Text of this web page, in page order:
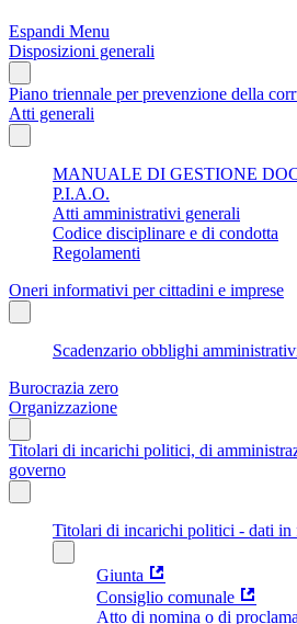
Espandi Menu
Disposizioni generali
Piano triennale per prevenzione della
Atti generali
MANUALE DI GESTIONE
P.I.A.O.
Atti amministrativi generali
Codice disciplinare e di condotta
Regolamenti
Oneri informativi per cittadini e imprese
Scadenzario obblighi
Burocrazia zero
Organizzazione
Titolari di incarichi politici, di
governo
Titolari di incarichi politici - dati in
Giunta
Consiglio comunale
Atto di nomina o di